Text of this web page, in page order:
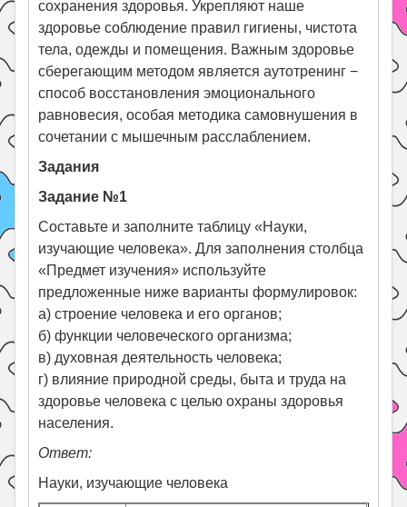
сохранения здоровья. Укрепляют наше
здоровье соблюдение правил гигиены, чистота
тела, одежды и помещения. Важным здоровье
сберегающим методом является аутотренинг −
способ восстановления эмоционального
равновесия, особая методика самовнушения в
сочетании с мышечным расслаблением.
Задания
Задание №1
Составьте и заполните таблицу «Науки,
изучающие человека». Для заполнения столбца
«Предмет изучения» используйте
предложенные ниже варианты формулировок:
а) строение человека и его органов;
б) функции человеческого организма;
в) духовная деятельность человека;
г) влияние природной среды, быта и труда на
здоровье человека с целью охраны здоровья
населения.
Ответ:
Науки, изучающие человека